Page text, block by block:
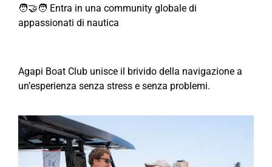
🧑‍🤝‍🧑 Entra in una community globale di
appassionati di nautica
Agapi Boat Club unisce il brivido della navigazione a
un’esperienza senza stress e senza problemi.